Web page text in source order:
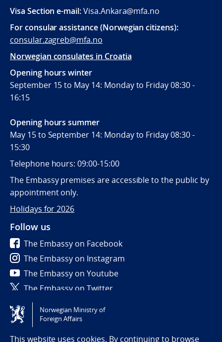
Visa Section e-mail:Visa.Ankara@mfa.no
For consular assistance (Norwegian citizens):
consular.zagreb@mfa.no
Norwegian consulates in Croatia
Opening hours winter
September 15 to May 14: Monday to Friday 08:30 -
16:15
Opening hours summer
May 15 to September 14: Monday to Friday 08:30 -
15:30
Telephone hours: 09:00-15:00
The Embassy premises are accessible to the public by
appointment only.
Holidays for 2026
Follow us
The Embassy on Facebook
The Embassy on Instagram
The Embassy on Youtube
The Embassy on Twitter
Tilgjengelighetserklæring / Accessibility statement
(NO)
Norwegian Ministry of
Foreign Affairs
This website uses cookies. By continuing to browse